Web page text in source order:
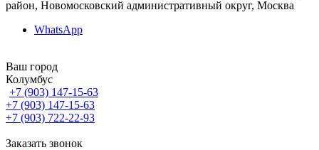
район, Новомосковский административный округ, Москва
WhatsApp
Ваш город
Колумбус
+7 (903) 147-15-63
+7 (903) 147-15-63
+7 (903) 722-22-93
Заказать звонок